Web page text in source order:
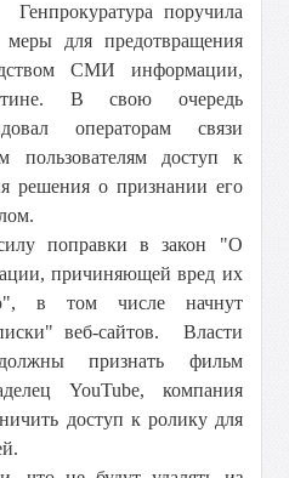
поручила
меры для предотвращения
СМИ информации,
В свою очередь
операторам связи
пользователям доступ к
решения о признании его
поправки в закон "О
причиняющей вред их
в том числе начнут
веб-сайтов. Власти
признать фильм
YouTube, компания
доступ к ролику для